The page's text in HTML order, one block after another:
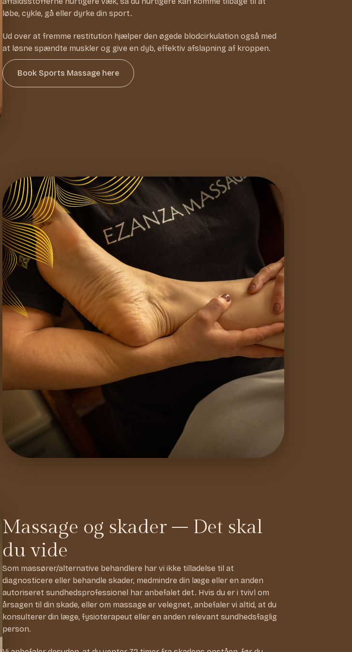
løbe, cykle, gå eller dyrke din sport.
Ud over at fremme restitution hjælper den øgede blodcirkulation også med
at løsne spændte muskler og give en dyb, effektiv afslapning af kroppen.
Book Sports Massage here
Massage og skader – Det skal
du vide
Som massører/alternative behandlere har vi ikke tilladelse til at
diagnosticere eller behandle skader, medmindre din læge eller en anden
autoriseret sundhedsprofessionel har anbefalet det. Hvis du er i tvivl om
årsagen til din skade, eller om massage er velegnet, anbefaler vi altid, at du
konsulterer din læge, fysioterapeut eller en anden relevant sundhedsfaglig
person.